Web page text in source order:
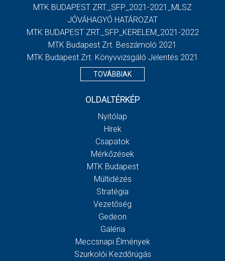
MTK BUDAPEST ZRT._SFP_2021-2021_MLSZ
JÓVÁHAGYÓ HATÁROZAT
MTK BUDAPEST ZRT._SFP_KERELEM_2021-2022
MTK Budapest Zrt. Beszámoló 2021
MTK Budapest Zrt. Könyvvizsgáló Jelentés 2021
TOVÁBBIAK
OLDALTÉRKÉP
Nyitólap
Hírek
Csapatok
Mérkőzések
MTK Budapest
Múltidézés
Stratégia
Vezetőség
Gedeon
Galéria
Meccsnapi Élmények
Szurkolói Kezdőrúgás